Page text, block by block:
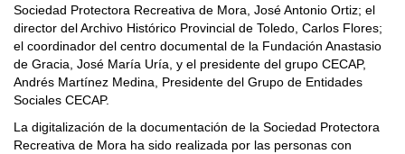
Sociedad Protectora Recreativa de Mora, José Antonio Ortiz; el
director del Archivo Histórico Provincial de Toledo, Carlos Flores;
el coordinador del centro documental de la Fundación Anastasio
de Gracia, José María Uría, y el presidente del grupo CECAP,
Andrés Martínez Medina, Presidente del Grupo de Entidades
Sociales CECAP.
La digitalización de la documentación de la Sociedad Protectora
Recreativa de Mora ha sido realizada por las personas con